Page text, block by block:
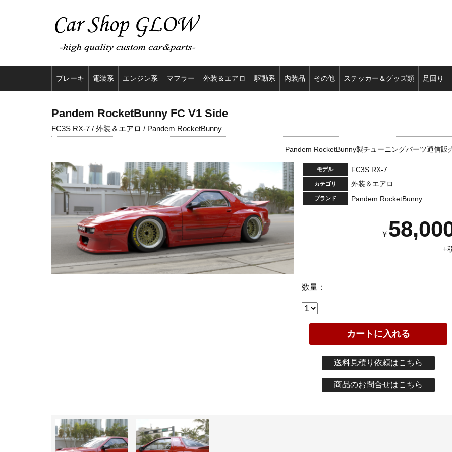
ブレーキ 電装系 エンジン系 マフラー 外装＆エアロ 駆動系 内装品 その他 ステッカー＆グッズ類 足回り
Pandem RocketBunny FC V1 Side
FC3S RX-7 / 外装＆エアロ / Pandem RocketBunny
Pandem RocketBunny製チューニングパーツ通信販
モデル FC3S RX-7
カテゴリ 外装＆エアロ
ブランド Pandem RocketBunny
￥
+
数量：